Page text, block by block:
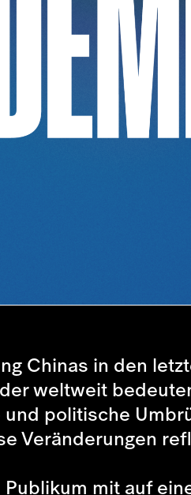
Chinas in den
weltweit
politische
Veränderungen
mit auf